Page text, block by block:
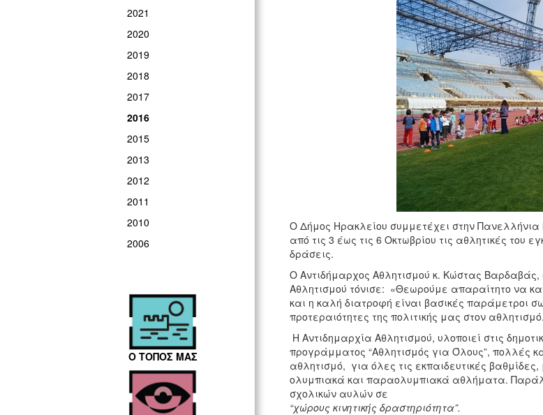
2021
2020
2019
2018
2017
2016
2015
2013
2012
2011
2010
2006
Ο ΤΟΠΟΣ ΜΑΣ
Ο Δήμος Ηρακλείου συμμετέχει στην Πανελλήνια
από τις 3 έως τις 6 Οκτωβρίου τις αθλητικές του
δράσεις.
Ο Αντιδήμαρχος Αθλητισμού κ. Κώστας
Αθλητισμού τόνισε: «Θεωρούμε απαραίτητο να
και η καλή διατροφή είναι βασικές παράμετροι
προτεραιότητες της πολιτικής μας στον αθλητισμό.
Η Αντιδημαρχία Αθλητισμού, υλοποιεί στις
προγράμματος “Αθλητισμός για Όλους”, πολλές
αθλητισμό, για όλες τις εκπαιδευτικές
ολυμπιακά και παραολυμπιακά αθλήματα.
σχολικών αυλών σε
“χώρους κινητικής δραστηριότητα”.